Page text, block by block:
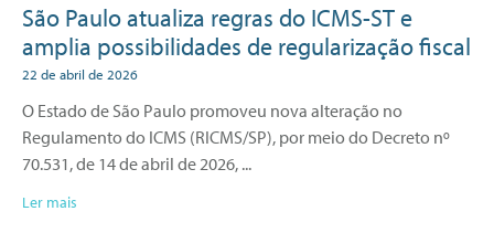
São Paulo atualiza regras do ICMS-ST e
amplia possibilidades de regularização fiscal
22 de abril de 2026
O Estado de São Paulo promoveu nova alteração no
Regulamento do ICMS (RICMS/SP), por meio do Decreto nº
70.531, de 14 de abril de 2026,
Ler mais